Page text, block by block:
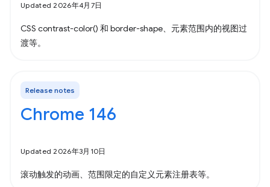
Updated 2026年4月7日
CSS contrast-color() 和 border-shape、元素范围内的视图过
渡等。
Release notes
Chrome 146
Updated 2026年3月10日
滚动触发的动画、范围限定的自定义元素注册表等。